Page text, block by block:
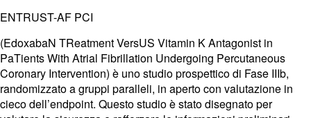
ENTRUST-AF PCI
(EdoxabaN TReatment VersUS Vitamin K Antagonist in
PaTients With Atrial Fibrillation Undergoing Percutaneous
Coronary Intervention) è uno studio prospettico di Fase IIIb,
randomizzato a gruppi paralleli, in aperto con valutazione in
cieco dell’endpoint. Questo studio è stato disegnato per